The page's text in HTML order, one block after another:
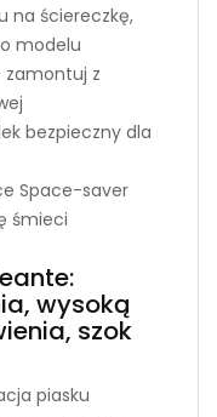
na ściereczkę,
modelu
zamontuj z
bezpieczny dla
Space-saver
śmieci
wysoką
szok
piasku